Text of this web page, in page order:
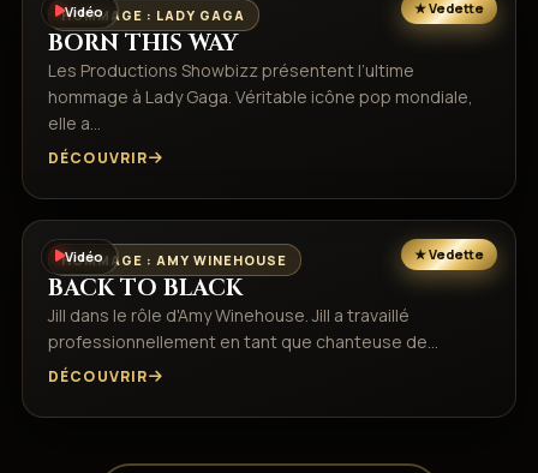
Vidéo
HOMMAGE : LADY GAGA
BORN THIS WAY
Les Productions Showbizz présentent l’ultime
hommage à Lady Gaga. Véritable icône pop mondiale,
elle a…
DÉCOUVRIR
Vidéo
HOMMAGE : AMY WINEHOUSE
BACK TO BLACK
Jill dans le rôle d'Amy Winehouse. Jill a travaillé
professionnellement en tant que chanteuse de…
DÉCOUVRIR